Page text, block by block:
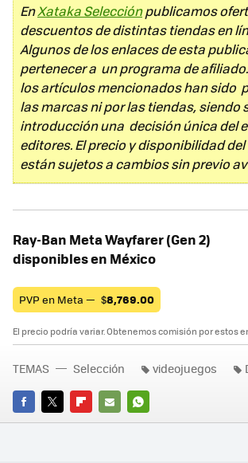
EnXataka Selecciónpublicamos
descuentos de distintas tiendas en
Algunos de los enlaces de esta
pertenecer a un programa de
los artículos mencionados han sido
las marcas ni por las tiendas, siendo
introducción una decisión única del
editores. El precio y disponibilidad
están sujetos a cambios sin previo
Ray-Ban Meta Wayfarer (Gen 2)
disponibles en México
PVP en Meta — $8,769.00
El precio podría variar. Obtenemos comisión por estos
FACEBOOK
TWITTERFLIPBOARD
E-
WHATSAPP
TEMAS Selección videojuegos